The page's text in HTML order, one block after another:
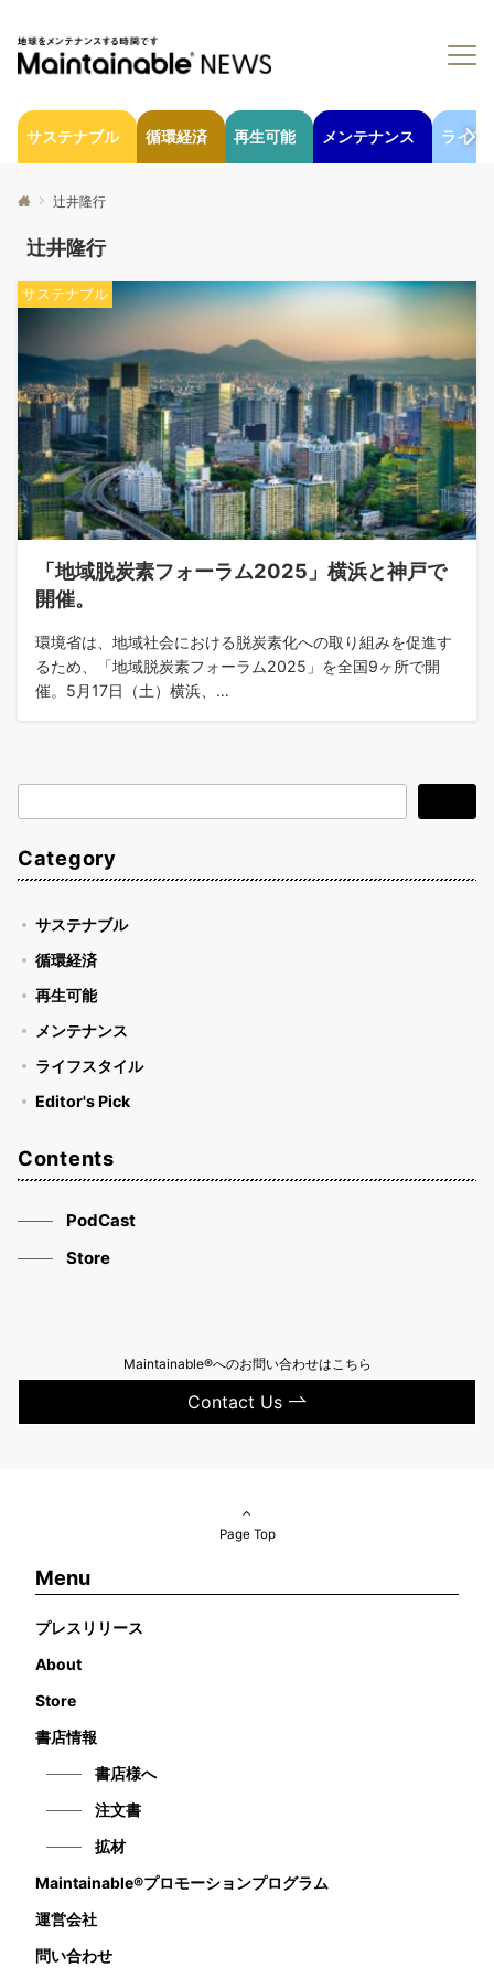
サステナブル 循環経済 再生可能 メンテナンス ライフ
辻井隆行
辻井隆行
サステナブル
「地域脱炭素フォーラム2025」横浜と神戸で
開催。
環境省は、地域社会における脱炭素化への取り組みを促進す
るため、「地域脱炭素フォーラム2025」を全国9ヶ所で開
催。5月17日（土）横浜、…
索
Category
サステナブル
循環経済
再生可能
メンテナンス
ライフスタイル
Editor's Pick
Contents
PodCast
Store
Maintainable®へのお問い合わせはこちら
Contact Us
Page Top
Menu
プレスリリース
About
Store
書店情報
書店様へ
注文書
拡材
Maintainable®プロモーションプログラム
運営会社
問い合わせ